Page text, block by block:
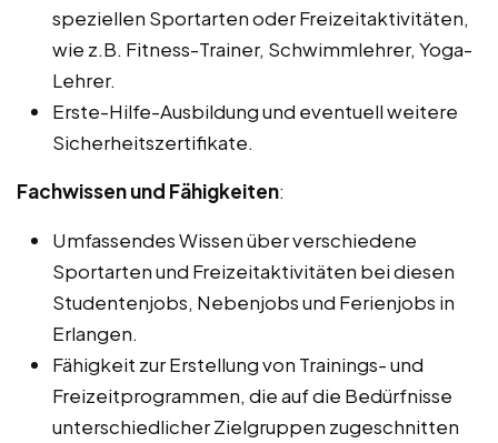
speziellen Sportarten oder Freizeitaktivitäten,
wie z.B. Fitness-Trainer, Schwimmlehrer, Yoga-
Lehrer.
Erste-Hilfe-Ausbildung und eventuell weitere
Sicherheitszertifikate.
Fachwissen und Fähigkeiten:
Umfassendes Wissen über verschiedene
Sportarten und Freizeitaktivitäten bei diesen
Studentenjobs, Nebenjobs und Ferienjobs in
Erlangen.
Fähigkeit zur Erstellung von Trainings- und
Freizeitprogrammen, die auf die Bedürfnisse
unterschiedlicher Zielgruppen zugeschnitten